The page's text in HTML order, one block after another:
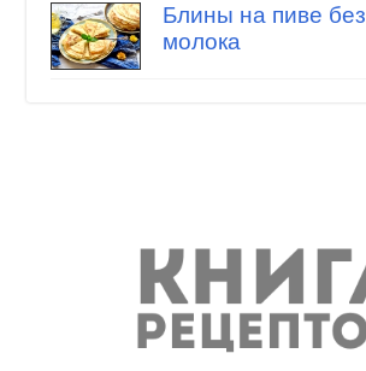
Блины на пиве без
молока